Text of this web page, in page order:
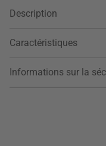
Description
Caractéristiques
Informations sur la